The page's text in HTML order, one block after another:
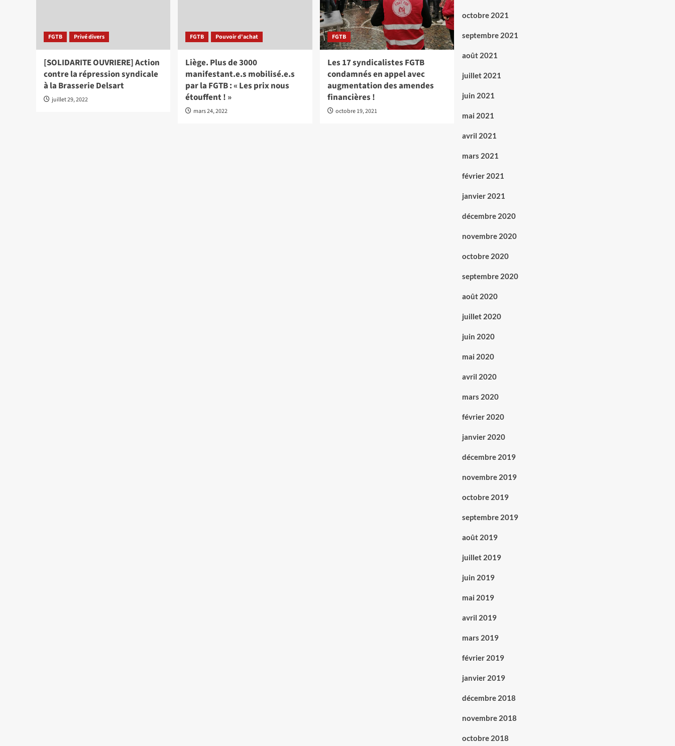
FGTB Privé divers
[SOLIDARITE OUVRIERE] Action
contre la répression syndicale
à la Brasserie Delsart
juillet 29, 2022
FGTB Pouvoir d'achat
Liège. Plus de 3000
manifestant.e.s mobilisé.e.s
par la FGTB : « Les prix nous
étouffent ! »
mars 24, 2022
FGTB
Les 17 syndicalistes FGTB
condamnés en appel avec
augmentation des amendes
financières !
octobre 19, 2021
octobre 2021
septembre 2021
août 2021
juillet 2021
juin 2021
mai 2021
avril 2021
mars 2021
février 2021
janvier 2021
décembre 2020
novembre 2020
octobre 2020
septembre 2020
août 2020
juillet 2020
juin 2020
mai 2020
avril 2020
mars 2020
février 2020
janvier 2020
décembre 2019
novembre 2019
octobre 2019
septembre 2019
août 2019
juillet 2019
juin 2019
mai 2019
avril 2019
mars 2019
février 2019
janvier 2019
décembre 2018
novembre 2018
octobre 2018